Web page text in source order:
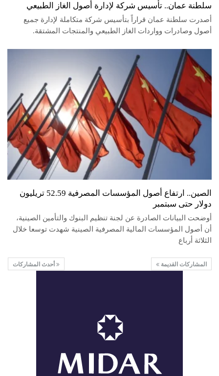
سلطنة عمان.. تأسيس شركة لإدارة أصول الغاز الطبيعي
أصدرت سلطنة عمان قراراً بتأسيس شركة متكاملة لإدارة جميع
أصول وصادرات وواردات الغاز الطبيعي والمنتجات المشتقة.
الصين.. ارتفاع أصول المؤسسات المصرفية 52.59 تريليون
دولار حتى سبتمبر
أوضحت البيانات الصادرة عن لجنة تنظيم البنوك والتأمين الصينية،
أن أصول المؤسسات المالية المصرفية الصينية شهدت توسعا خلال
الثلاثة أرباع
المشاركات القديمة أحدث المشاركات